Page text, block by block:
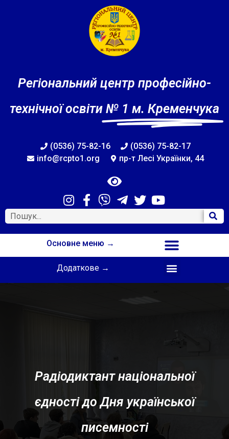
Регіональний центр професійно-
технічної освіти № 1 м. Кременчука
(0536) 75-82-16
(0536) 75-82-17
info@rcpto1.org
пр-т Лесі Українки, 44
Основне меню →
Додаткове →
Радіодиктант національної
єдності до Дня української
писемності